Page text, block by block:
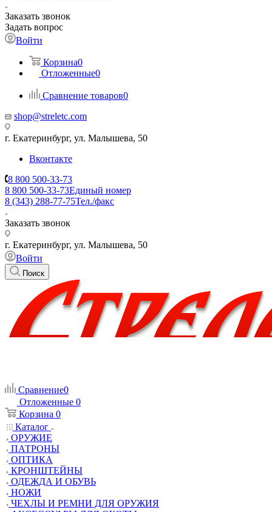
Заказать звонок
Задать вопрос
Войти
Корзина0
Отложенные0
Сравнение товаров0
shop@streletc.com
г. Екатеринбург, ул. Малышева, 50
Вконтакте
8 800 500-33-73
8 800 500-33-73Единый номер
8 (343) 288-77-75Тел./факс
Заказать звонок
г. Екатеринбург, ул. Малышева, 50
Войти
Поиск
Сравнение0
Отложенные 0
Корзина 0
Каталог
ОРУЖИЕ
ПАТРОНЫ
ОПТИКА
КРОНШТЕЙНЫ
ОДЕЖДА И ОБУВЬ
НОЖИ
ЧЕХЛЫ И РЕМНИ ДЛЯ ОРУЖИЯ